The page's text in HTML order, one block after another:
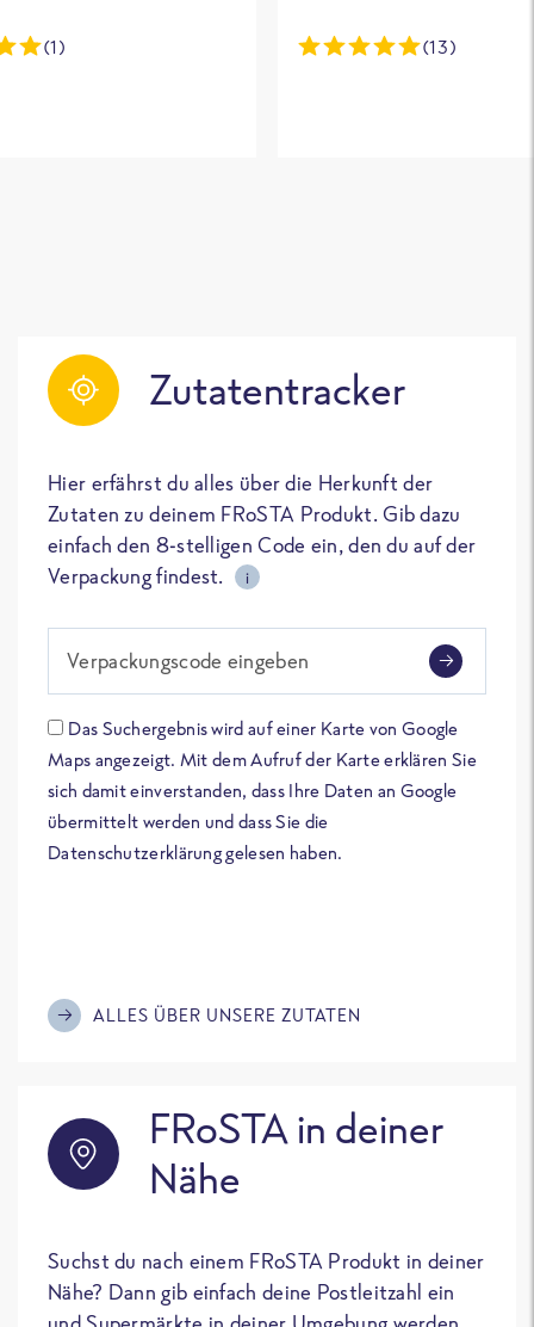
(1) (13)
Zutatentracker
Hier erfährst du alles über die Herkunft der
Zutaten zu deinem FRoSTA Produkt. Gib dazu
einfach den 8-stelligen Code ein, den du auf der
Verpackung findest.
i
Verpackungscode eingeben
Das Suchergebnis wird auf einer Karte von Google
Maps angezeigt. Mit dem Aufruf der Karte erklären Sie
sich damit einverstanden, dass Ihre Daten an Google
übermittelt werden und dass Sie die
Datenschutzerklärung gelesen haben.
ALLES ÜBER UNSERE ZUTATEN
FRoSTA in deiner
Nähe
Suchst du nach einem FRoSTA Produkt in deiner
Nähe? Dann gib einfach deine Postleitzahl ein